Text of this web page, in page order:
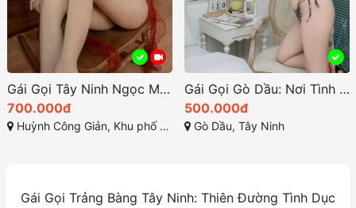
Gái Gọi Tây Ninh Ngọc Mai 2k-Thiên Thần Duyên Dáng
700.000đ
Huỳnh Công Giản, Khu phố 1, Phường 4, TP Tây Ninh
Gái Gọi Gò Dầu: Nơi Tình Yêu Và Giải Trí Giao Thoa
500.000đ
Gò Dầu, Tây Ninh
Gái Gọi Trảng Bàng Tây Ninh: Thiên Đường Tình Dục